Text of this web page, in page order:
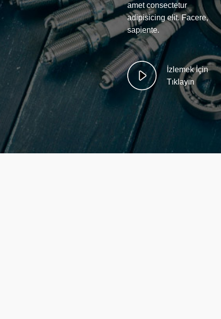
amet consectetur
adipisicing elit. Facere,
sapiente.
İzlemek İçin
Tıklayın